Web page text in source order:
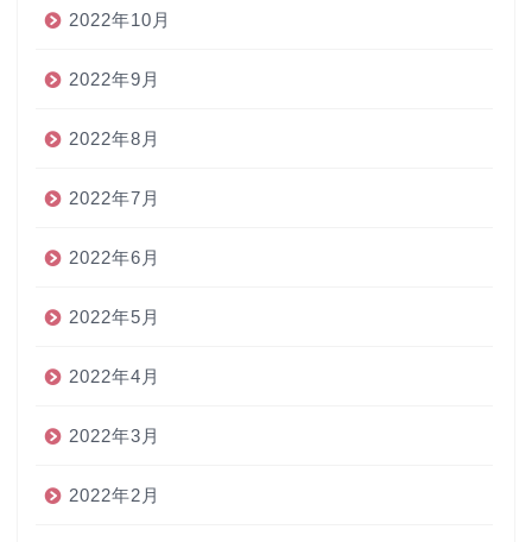
2022年10月
2022年9月
2022年8月
2022年7月
2022年6月
2022年5月
2022年4月
2022年3月
2022年2月